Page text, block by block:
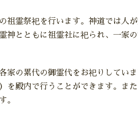
祖霊祭祀を行います。神道では人
神とともに祖霊社に祀られ、一家
家の累代の御霊代をお祀りしてい
を殿内で行うことができます。ま
。